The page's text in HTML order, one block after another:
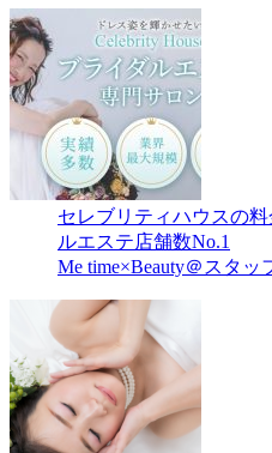
セレブリティハウスの
ルエステ店舗数No.1
Me time×Beauty＠スタッ